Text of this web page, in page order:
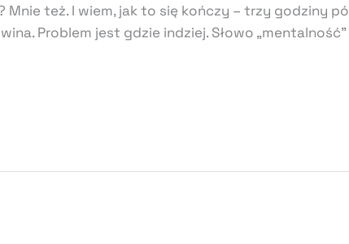
Mnie też. I wiem, jak to się kończy – trzy godziny
Problem jest gdzie indziej. Słowo